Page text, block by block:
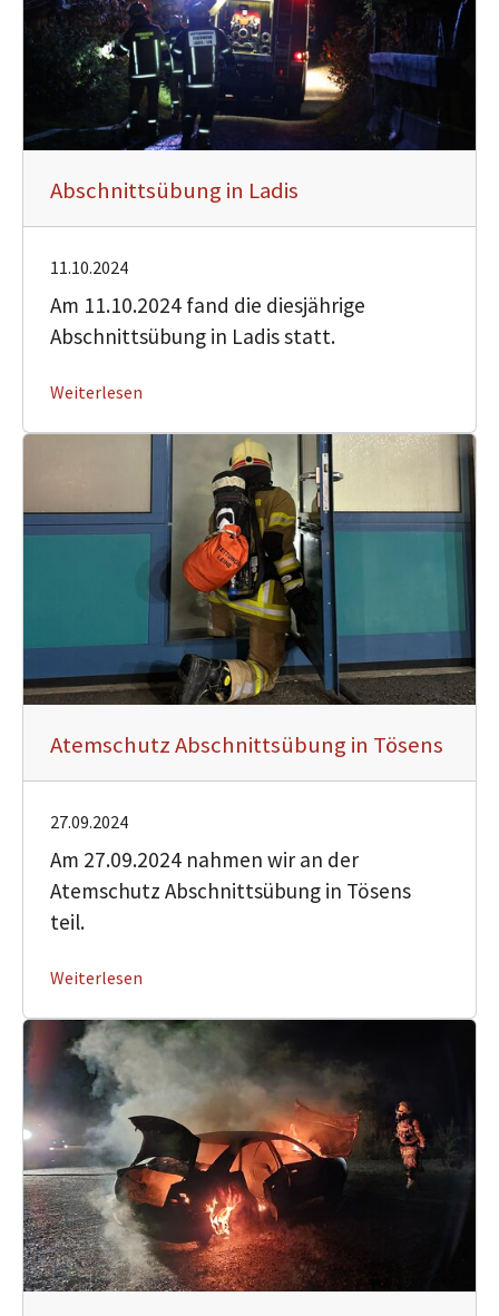
Abschnittsübung in Ladis
11.10.2024
Am 11.10.2024 fand die diesjährige
Abschnittsübung in Ladis statt.
Weiterlesen
Atemschutz Abschnittsübung in Tösens
27.09.2024
Am 27.09.2024 nahmen wir an der
Atemschutz Abschnittsübung in Tösens
teil.
Weiterlesen